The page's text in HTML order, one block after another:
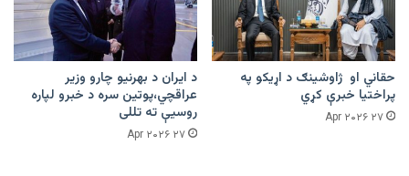
حقاني او ژاوشینګ د اړیکو په
پراختیا خبرې کړي
۲۷ Apr ۲۰۲۶
د ایران د بهرنیو چارو وزیر
عراقچي،پوتین سره د خبرو لپاره
روسیې ته تللی
۲۷ Apr ۲۰۲۶